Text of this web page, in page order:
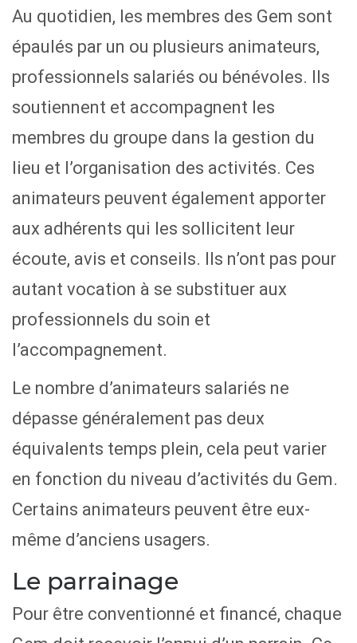
Au quotidien, les membres des Gem sont
épaulés par un ou plusieurs animateurs,
professionnels salariés ou bénévoles. Ils
soutiennent et accompagnent les
membres du groupe dans la gestion du
lieu et l’organisation des activités. Ces
animateurs peuvent également apporter
aux adhérents qui les sollicitent leur
écoute, avis et conseils. Ils n’ont pas pour
autant vocation à se substituer aux
professionnels du soin et
l’accompagnement.
Le nombre d’animateurs salariés ne
dépasse généralement pas deux
équivalents temps plein, cela peut varier
en fonction du niveau d’activités du Gem.
Certains animateurs peuvent être eux-
même d’anciens usagers.
Le parrainage
Pour être conventionné et financé, chaque